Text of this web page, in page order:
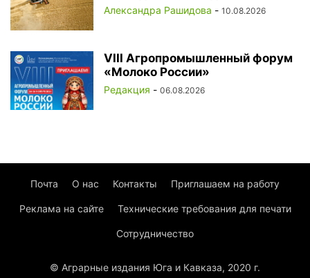
Александра Рашидова - 10.08.2026
VIII Агропромышленный форум
«Молоко России»
Редакция - 06.08.2026
Почта О нас Контакты Приглашаем на работу
Реклама на сайте Технические требования для печати
Сотрудничество
© Аграрные издания Юга и Кавказа, 2020 г.